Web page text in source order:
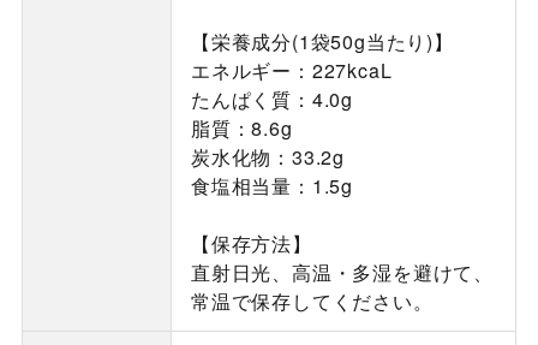
【栄養成分(1袋50g当たり)】
エネルギー：227kcaL
たんぱく質：4.0g
脂質：8.6g
炭水化物：33.2g
食塩相当量：1.5g
【保存方法】
直射日光、高温・多湿を避けて、
常温で保存してください。